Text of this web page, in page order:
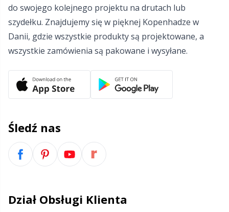
Włóczki z refleksami i do cerowania
Zabezpieczenia na druty
Zamki błyskawiczne
Zestawy do robienia pomponów
Znaczniki ściegów
Żyłki do drutów
do swojego kolejnego projektu na drutach lub
szydełku. Znajdujemy się w pięknej Kopenhadze w
Danii, gdzie wszystkie produkty są projektowane, a
wszystkie zamówienia są pakowane i wysyłane.
Śledź nas
Dział Obsługi Klienta